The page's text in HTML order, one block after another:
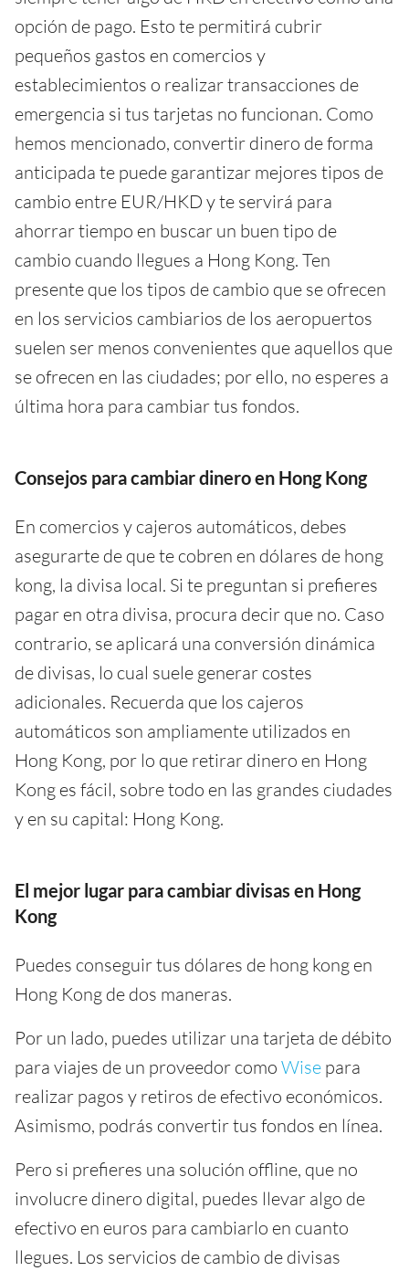
opción de pago. Esto te permitirá cubrir
pequeños gastos en comercios y
establecimientos o realizar transacciones de
emergencia si tus tarjetas no funcionan. Como
hemos mencionado, convertir dinero de forma
anticipada te puede garantizar mejores tipos de
cambio entre EUR/HKD y te servirá para
ahorrar tiempo en buscar un buen tipo de
cambio cuando llegues a Hong Kong. Ten
presente que los tipos de cambio que se ofrecen
en los servicios cambiarios de los aeropuertos
suelen ser menos convenientes que aquellos que
se ofrecen en las ciudades; por ello, no esperes a
última hora para cambiar tus fondos.
Consejos para cambiar dinero en Hong Kong
En comercios y cajeros automáticos, debes
asegurarte de que te cobren en dólares de hong
kong, la divisa local. Si te preguntan si prefieres
pagar en otra divisa, procura decir que no. Caso
contrario, se aplicará una conversión dinámica
de divisas, lo cual suele generar costes
adicionales. Recuerda que los cajeros
automáticos son ampliamente utilizados en
Hong Kong, por lo que retirar dinero en Hong
Kong es fácil, sobre todo en las grandes ciudades
y en su capital: Hong Kong.
El mejor lugar para cambiar divisas en Hong
Kong
Puedes conseguir tus dólares de hong kong en
Hong Kong de dos maneras.
Por un lado, puedes utilizar una tarjeta de débito
para viajes de un proveedor como Wise para
realizar pagos y retiros de efectivo económicos.
Asimismo, podrás convertir tus fondos en línea.
Pero si prefieres una solución offline, que no
involucre dinero digital, puedes llevar algo de
efectivo en euros para cambiarlo en cuanto
llegues. Los servicios de cambio de divisas